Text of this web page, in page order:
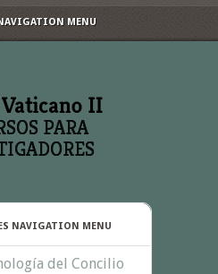
MENU
PARA
NAVIGATION MENU
del Concilio